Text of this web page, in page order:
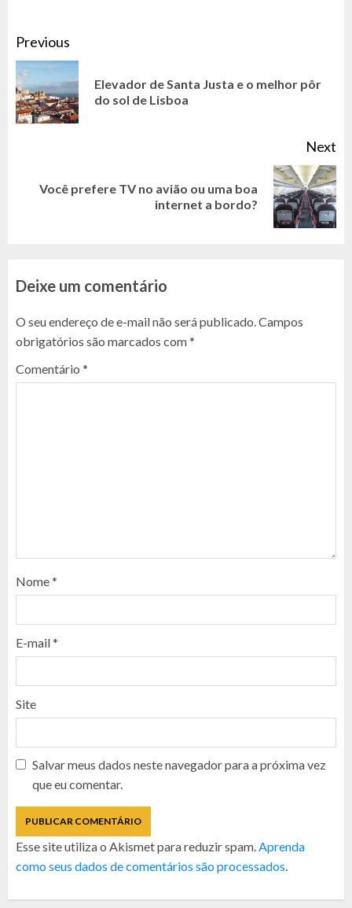
CONTINUE
READING
Previous
Elevador de Santa Justa e o melhor pôr
do sol de Lisboa
Next
NextVocê prefere TV no avião ou uma boa
internet a bordo?
Deixe um comentário
O seu endereço de e-mail não será publicado.Campos
obrigatórios são marcados com*
Comentário *
Nome*
E-mail*
Site
Salvar meus dados neste navegador para a próxima vez
que eu comentar.
Esse site utiliza o Akismet para reduzir spam.Aprenda
como seus dados de comentários são processados.